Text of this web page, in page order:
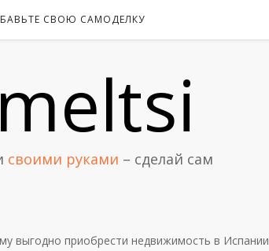
СВОЮ САМОДЕЛКУ
своими руками – сделай сам
выгодно приобрести недвижимость в Испании